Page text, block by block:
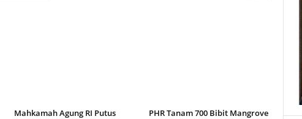
Mahkamah Agung RI Putus
PHR Tanam 700 Bibit Mangrove